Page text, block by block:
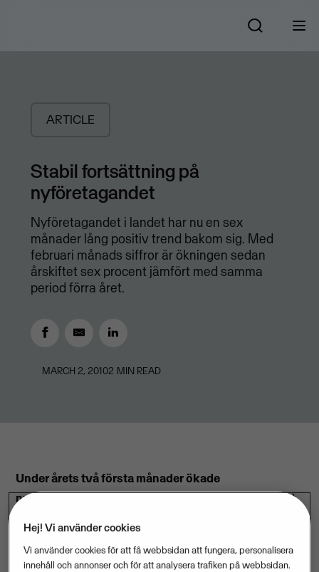
ARTICLE
Stabil fortsättning på
nyföretagandet
Nyföretagandet i landet har nu en sex
månader lång positiv trend bakom sig. Med
februari månads siffror är ökningen sedan
årskiftet sex procent jämfört med samma
period förra året.
MARCH 2, 20102 MIN READ
Under årets två första månader ökade
nyföretagandet i landet med drygt 6 procent jämfört
Bolagsverket, sammanställd av programföretaget
Visma Spcs.
Hej! Vi använder cookies
Vi använder cookies för att få webbsidan att fungera, personalisera
innehåll och annonser och för att analysera trafiken på webbsidan.